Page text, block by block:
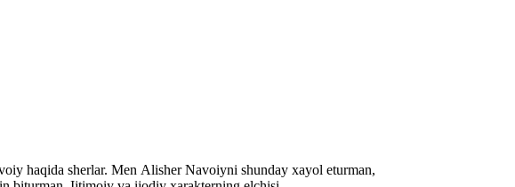
haqida sherlar. Men Alisher Navoiyni shunday xayol eturman,